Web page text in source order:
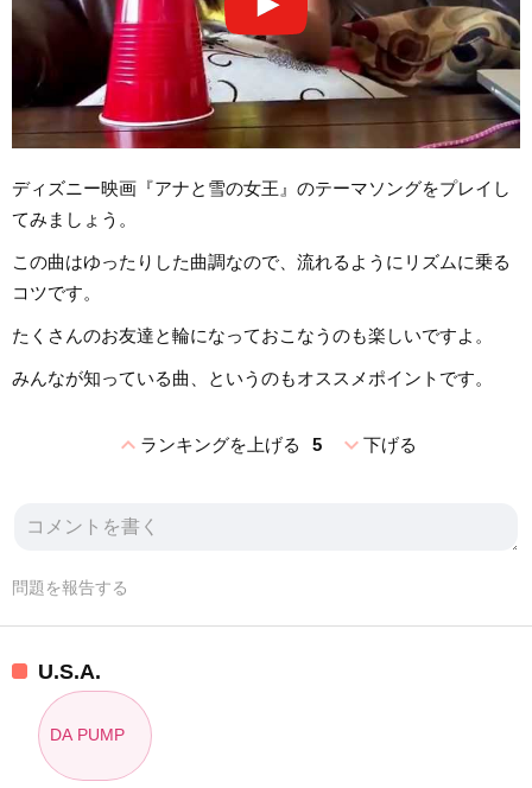
ディズニー映画『アナと雪の女王』のテーマソングをプレイし
てみましょう。
この曲はゆったりした曲調なので、流れるようにリズムに乗る
コツです。
たくさんのお友達と輪になっておこなうのも楽しいですよ。
みんなが知っている曲、というのもオススメポイントです。
expand_lessランキングを上げる 5 expand_more下げる
問題を報告する
U.S.A.
DA PUMP